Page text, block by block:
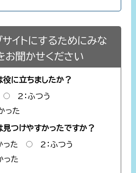
イトにするためにみな
お聞かせください
役に立ちましたか？
2：ふつう
った
見つけやすかったですか？
った
2：ふつう
った